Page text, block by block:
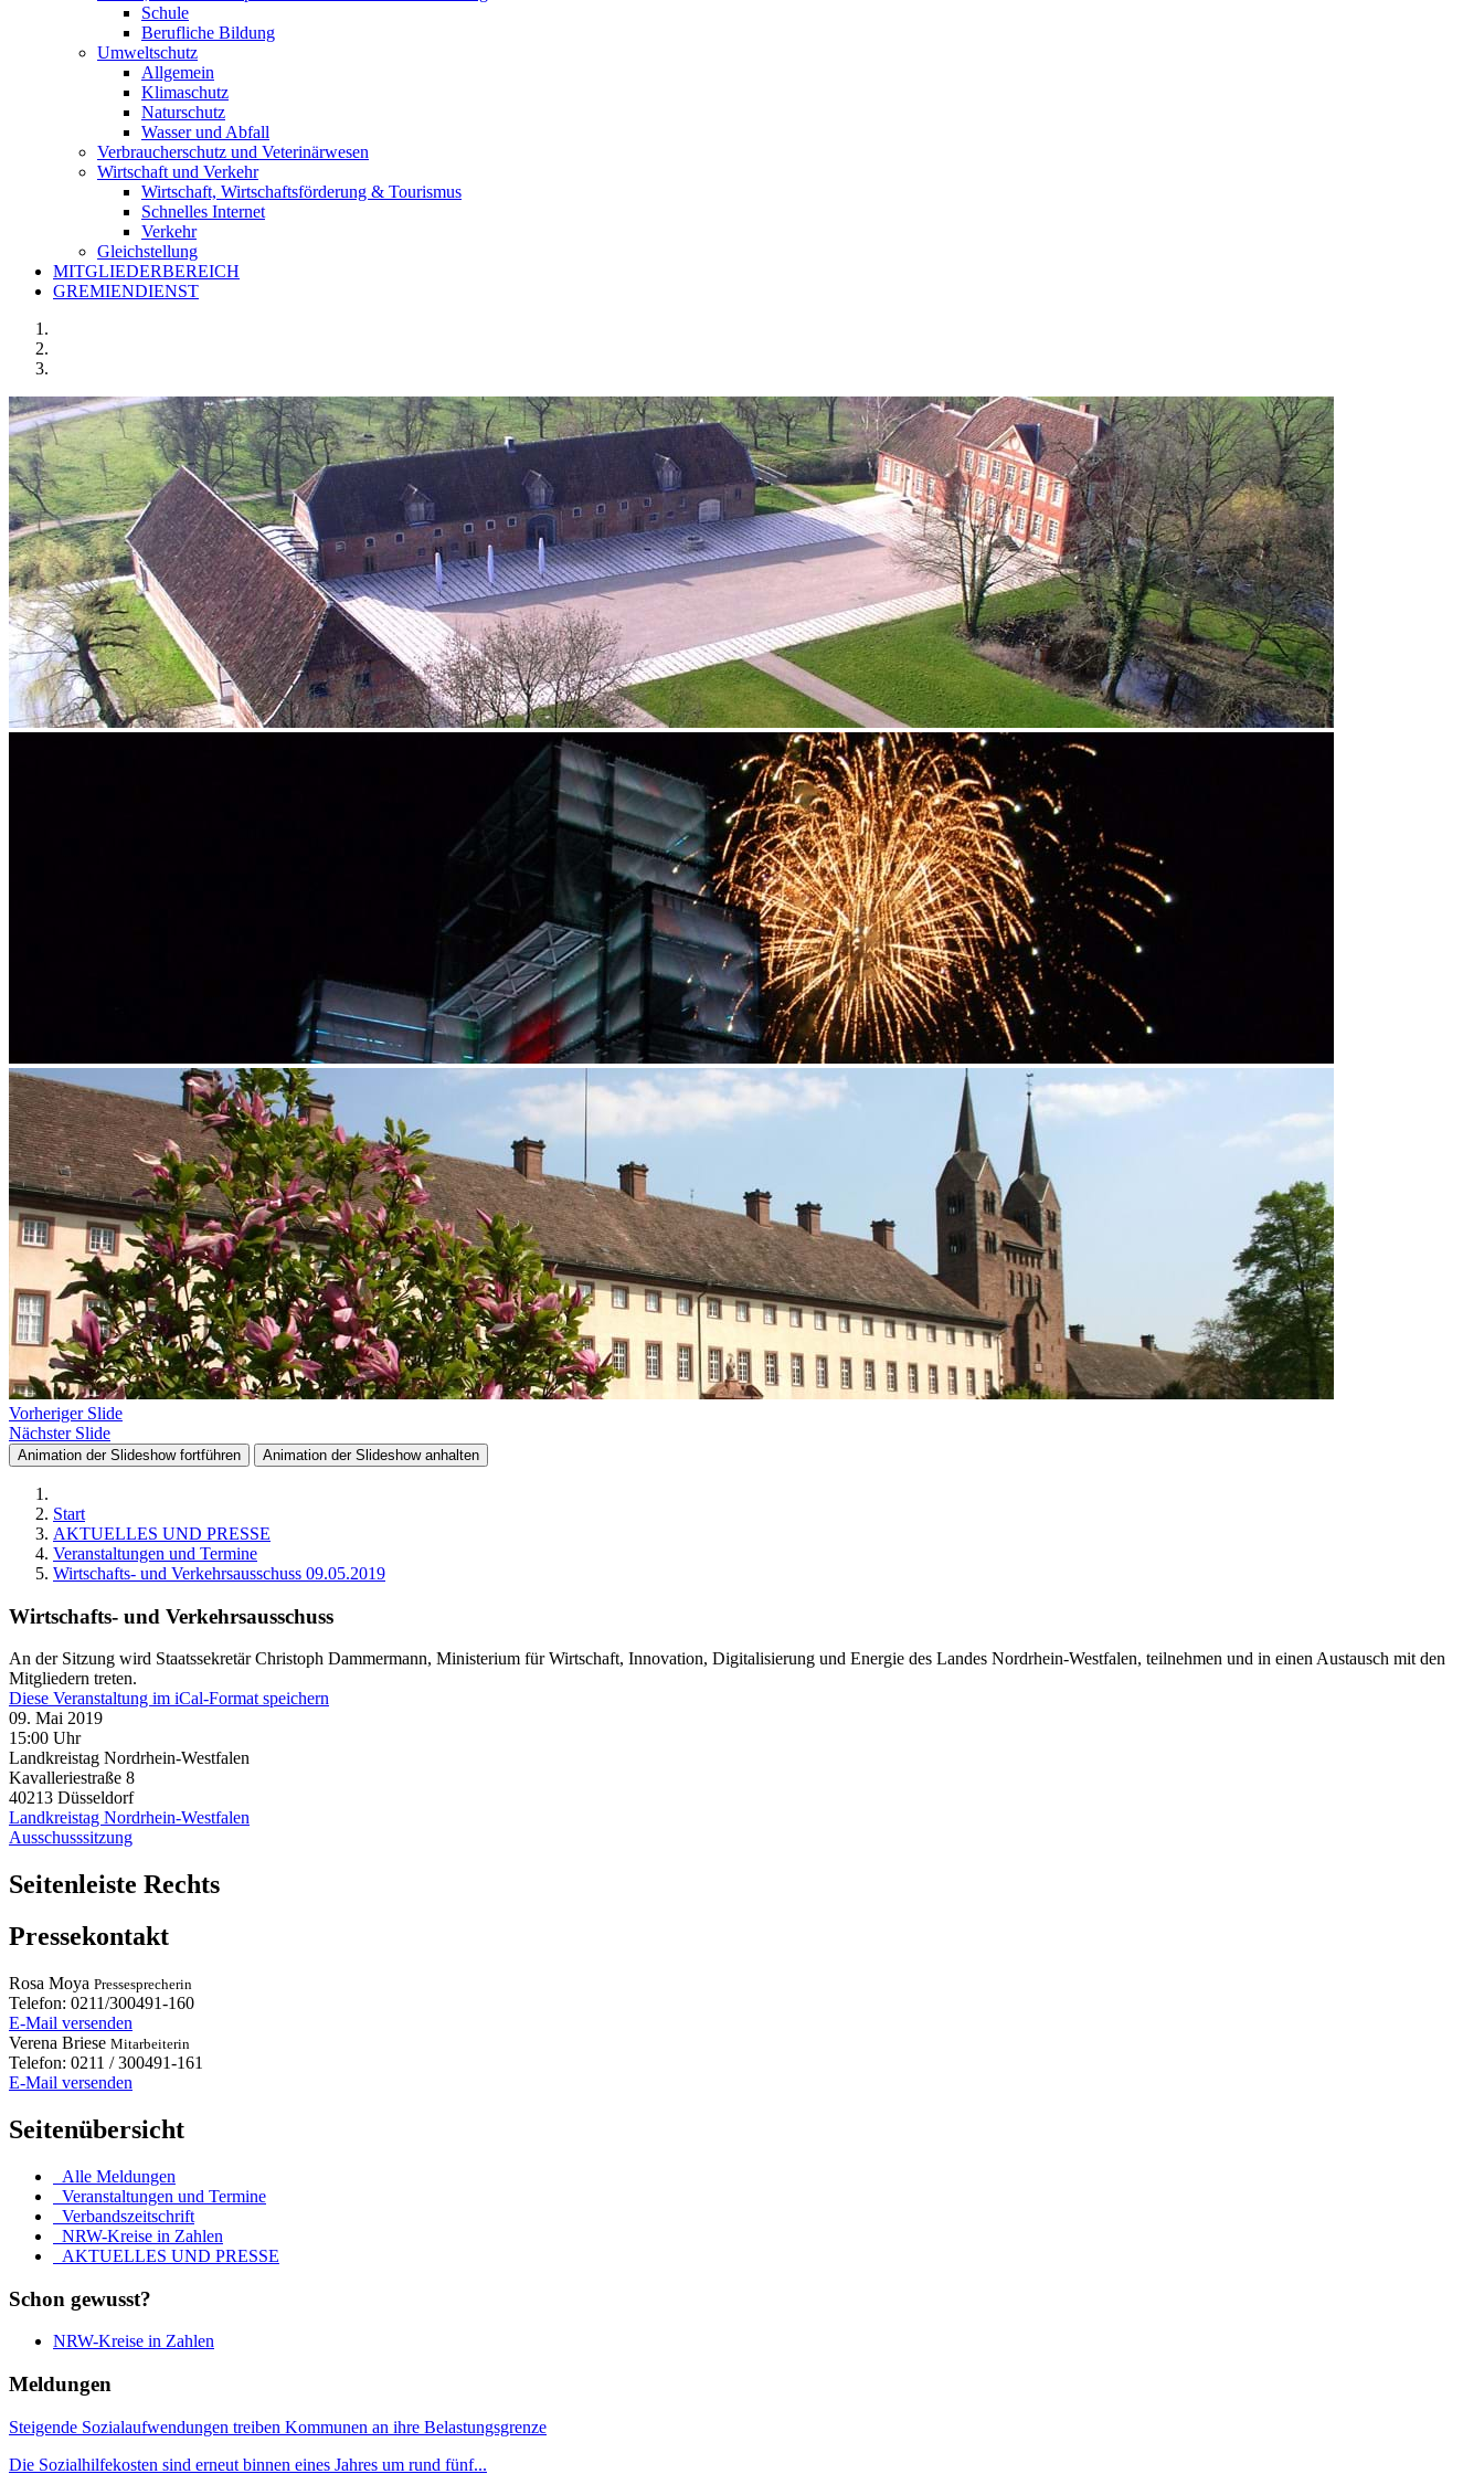
Schule
Berufliche Bildung
Umweltschutz
Allgemein
Klimaschutz
Naturschutz
Wasser und Abfall
Verbraucherschutz und Veterinärwesen
Wirtschaft und Verkehr
Wirtschaft, Wirtschaftsförderung & Tourismus
Schnelles Internet
Verkehr
Gleichstellung
MITGLIEDERBEREICH
GREMIENDIENST
Vorheriger Slide
Nächster Slide
Animation der Slideshow fortführen Animation der Slideshow anhalten
Start
AKTUELLES UND PRESSE
Veranstaltungen und Termine
Wirtschafts- und Verkehrsausschuss 09.05.2019
Wirtschafts- und Verkehrsausschuss
An der Sitzung wird Staatssekretär Christoph Dammermann, Ministerium für Wirtschaft, Innovation, Digitalisierung und Energie des Landes Nordrhein-Westfalen, teilnehmen und in einen Austausch mit den
Mitgliedern treten.
Diese Veranstaltung im iCal-Format speichern
09. Mai 2019
15:00 Uhr
Landkreistag Nordrhein-Westfalen
Kavalleriestraße 8
40213 Düsseldorf
Landkreistag Nordrhein-Westfalen
Ausschusssitzung
Seitenleiste Rechts
Pressekontakt
Rosa Moya Pressesprecherin
Telefon: 0211/300491-160
E-Mail versenden
Verena Briese Mitarbeiterin
Telefon: 0211 / 300491-161
E-Mail versenden
Seitenübersicht
Alle Meldungen
Veranstaltungen und Termine
Verbandszeitschrift
NRW-Kreise in Zahlen
AKTUELLES UND PRESSE
Schon gewusst?
NRW-Kreise in Zahlen
Meldungen
Steigende Sozialaufwendungen treiben Kommunen an ihre Belastungsgrenze
Die Sozialhilfekosten sind erneut binnen eines Jahres um rund fünf...